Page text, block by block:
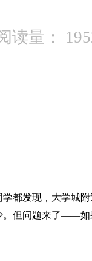
读量：
都发现，大学城
。但问题来了——